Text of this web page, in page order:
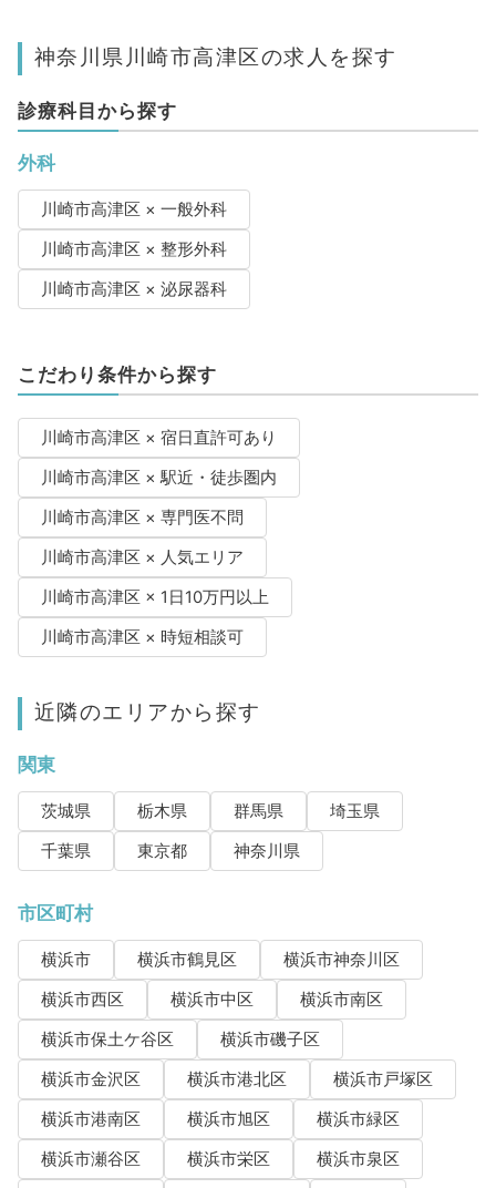
神奈川県川崎市高津区の求人を探す
診療科目から探す
外科
川崎市高津区 × 一般外科
川崎市高津区 × 整形外科
川崎市高津区 × 泌尿器科
こだわり条件から探す
川崎市高津区 × 宿日直許可あり
川崎市高津区 × 駅近・徒歩圏内
川崎市高津区 × 専門医不問
川崎市高津区 × 人気エリア
川崎市高津区 × 1日10万円以上
川崎市高津区 × 時短相談可
近隣のエリアから探す
関東
茨城県 栃木県 群馬県
埼玉県
千葉県
東京都 神奈川県
市区町村
横浜市 横浜市鶴見区
横浜市神奈川区
横浜市西区
横浜市中区
横浜市南区
横浜市保土ケ谷区
横浜市磯子区
横浜市金沢区
横浜市港北区
横浜市戸塚区
横浜市港南区
横浜市旭区
横浜市緑区
横浜市瀬谷区
横浜市栄区
横浜市泉区